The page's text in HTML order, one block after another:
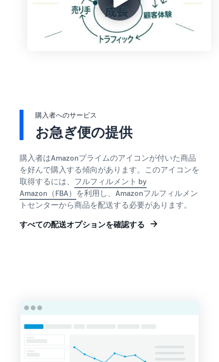
購入者へのサービス
お急ぎ便の提供
購入者はAmazonプライムのアイコンが付いた商品
を好んで購入する傾向があります。このアイコンを
取得するには、 フルフィルメント by
Amazon（FBA） を利用し、Amazonフルフィルメン
トセンターから商品を配送する必要があります。
すべての配送オプションを確認する